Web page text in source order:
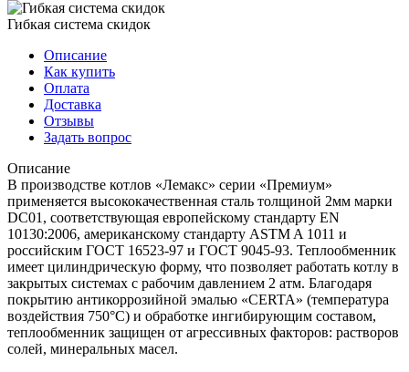
Гибкая система скидок
Описание
Как купить
Оплата
Доставка
Отзывы
Задать вопрос
Описание
В производстве котлов «Лемакс» серии «Премиум»
применяется высококачественная сталь толщиной 2мм марки
DC01, соответствующая европейскому стандарту EN
10130:2006, американскому стандарту ASTM A 1011 и
российским ГОСТ 16523-97 и ГОСТ 9045-93. Теплообменник
имеет цилиндрическую форму, что позволяет работать котлу в
закрытых системах с рабочим давлением 2 атм. Благодаря
покрытию антикоррозийной эмалью «CERTA» (температура
воздействия 750°С) и обработке ингибирующим составом,
теплообменник защищен от агрессивных факторов: растворов
солей, минеральных масел.